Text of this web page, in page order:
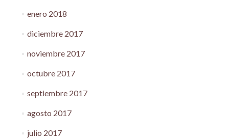
enero 2018
diciembre 2017
noviembre 2017
octubre 2017
septiembre 2017
agosto 2017
julio 2017